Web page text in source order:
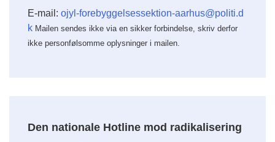
E-mail: ojyl-forebyggelsessektion-aarhus@politi.d
k Mailen sendes ikke via en sikker forbindelse, skriv derfor
ikke personfølsomme oplysninger i mailen.
Den nationale Hotline mod radikalisering